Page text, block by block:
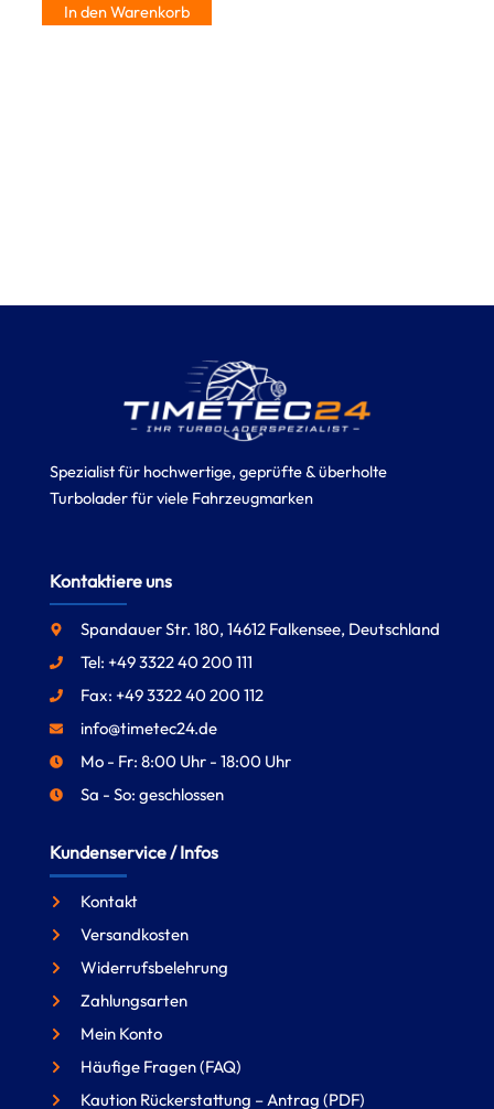
In den Warenkorb
Spezialist für hochwertige, geprüfte & überholte
Turbolader für viele Fahrzeugmarken
Kontaktiere uns
Spandauer Str. 180, 14612 Falkensee, Deutschland
Tel: +49 3322 40 200 111
Fax: +49 3322 40 200 112
info@timetec24.de
Mo - Fr: 8:00 Uhr - 18:00 Uhr
Sa - So: geschlossen
Kundenservice / Infos
Kontakt
Versandkosten
Widerrufsbelehrung
Zahlungsarten
Mein Konto
Häufige Fragen (FAQ)
Kaution Rückerstattung – Antrag (PDF)